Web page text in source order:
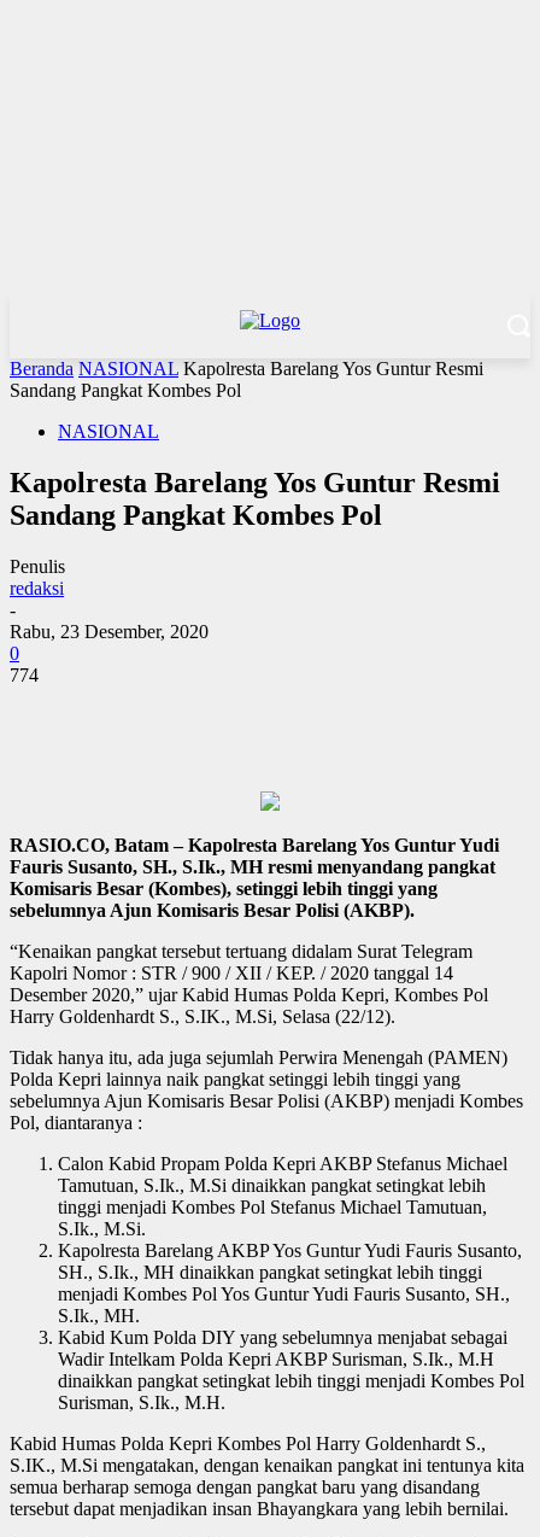
Beranda NASIONAL Kapolresta Barelang Yos Guntur Resmi
Sandang Pangkat Kombes Pol
NASIONAL
Kapolresta Barelang Yos Guntur Resmi
Sandang Pangkat Kombes Pol
Penulis
redaksi
-
Rabu, 23 Desember, 2020
0
774
RASIO.CO, Batam – Kapolresta Barelang Yos Guntur Yudi
Fauris Susanto, SH., S.Ik., MH resmi menyandang pangkat
Komisaris Besar (Kombes), setinggi lebih tinggi yang
sebelumnya Ajun Komisaris Besar Polisi (AKBP).
“Kenaikan pangkat tersebut tertuang didalam Surat Telegram
Kapolri Nomor : STR / 900 / XII / KEP. / 2020 tanggal 14
Desember 2020,” ujar Kabid Humas Polda Kepri, Kombes Pol
Harry Goldenhardt S., S.IK., M.Si, Selasa (22/12).
Tidak hanya itu, ada juga sejumlah Perwira Menengah (PAMEN)
Polda Kepri lainnya naik pangkat setinggi lebih tinggi yang
sebelumnya Ajun Komisaris Besar Polisi (AKBP) menjadi Kombes
Pol, diantaranya :
Calon Kabid Propam Polda Kepri AKBP Stefanus Michael
Tamutuan, S.Ik., M.Si dinaikkan pangkat setingkat lebih
tinggi menjadi Kombes Pol Stefanus Michael Tamutuan,
S.Ik., M.Si.
Kapolresta Barelang AKBP Yos Guntur Yudi Fauris Susanto,
SH., S.Ik., MH dinaikkan pangkat setingkat lebih tinggi
menjadi Kombes Pol Yos Guntur Yudi Fauris Susanto, SH.,
S.Ik., MH.
Kabid Kum Polda DIY yang sebelumnya menjabat sebagai
Wadir Intelkam Polda Kepri AKBP Surisman, S.Ik., M.H
dinaikkan pangkat setingkat lebih tinggi menjadi Kombes Pol
Surisman, S.Ik., M.H.
Kabid Humas Polda Kepri Kombes Pol Harry Goldenhardt S.,
S.IK., M.Si mengatakan, dengan kenaikan pangkat ini tentunya kita
semua berharap semoga dengan pangkat baru yang disandang
tersebut dapat menjadikan insan Bhayangkara yang lebih bernilai.